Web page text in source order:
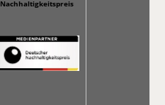
Nachhaltig­keitspreis